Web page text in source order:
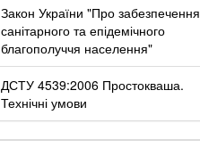
Закон України "Про забезпечення
санітарного та епідемічного
благополуччя населення"
ДСТУ 4539:2006 Простокваша.
Технічні умови